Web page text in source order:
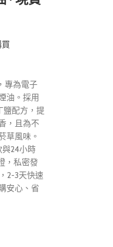
專為電子
油。採用
鹽配方，提
，且為不
草風味。
與24小時
，私密發
2-3天快速
安心、省